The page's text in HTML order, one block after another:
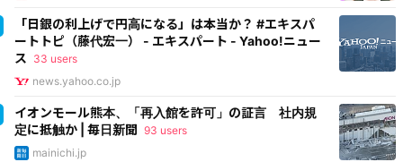
「日銀の利上げで円高になる」は本当か？ #エキスパ
ートトピ（藤代宏一） - エキスパート - Yahoo!ニュー
ス 33 users
news.yahoo.co.jp
イオンモール熊本、「再入館を許可」の証言 社内規
定に抵触か | 毎日新聞 93 users
mainichi.jp